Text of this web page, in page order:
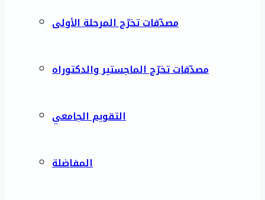
مصدّقات تخرّج المرحلة الأولى
مصدّقات تخرّج الماجستير والدكتوراه
التقويم الجامعي
المفاضلة